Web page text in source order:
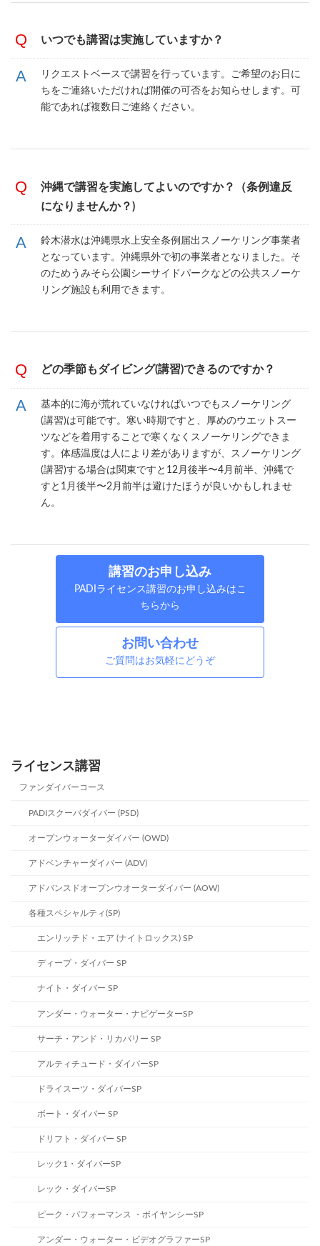
いつでも講習は実施していますか？
リクエストベースで講習を行っています。ご希望のお日に
ちをご連絡いただければ開催の可否をお知らせします。可
能であれば複数日ご連絡ください。
沖縄で講習を実施してよいのですか？（条例違反
になりませんか？)
鈴木潜水は沖縄県水上安全条例届出スノーケリング事業者
となっています。沖縄県外で初の事業者となりました。そ
のためうみそら公園シーサイドパークなどの公共スノーケ
リング施設も利用できます。
どの季節もダイビング(講習)できるのですか？
基本的に海が荒れていなければいつでもスノーケリング
(講習)は可能です。寒い時期ですと、厚めのウエットスー
ツなどを着用することで寒くなくスノーケリングできま
す。体感温度は人により差がありますが、スノーケリング
(講習)する場合は関東ですと12月後半〜4月前半、沖縄で
すと1月後半〜2月前半は避けたほうが良いかもしれませ
ん。
講習のお申し込み
PADIライセンス講習のお申し込みはこ
ちらから
お問い合わせ
ご質問はお気軽にどうぞ
ライセンス講習
ファンダイバーコース
PADIスクーバダイバー (PSD)
オープンウォーターダイバー (OWD)
アドベンチャーダイバー (ADV)
アドバンスドオープンウオーターダイバー (AOW)
各種スペシャルティ(SP)
エンリッチド・エア (ナイトロックス) SP
ディープ・ダイバー SP
ナイト・ダイバー SP
アンダー・ウォーター・ナビゲーターSP
サーチ・アンド・リカバリー SP
アルティチュード・ダイバーSP
ドライスーツ・ダイバーSP
ボート・ダイバー SP
ドリフト・ダイバー SP
レック1・ダイバーSP
レック・ダイバーSP
ピーク・パフォーマンス ・ボイヤンシーSP
アンダー・ウォーター・ビデオグラファーSP